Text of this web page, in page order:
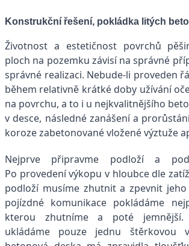
Konstrukční řešení, pokládka litých
Životnost a estetičnost povrchů
ploch na pozemku závisí na správné
správné realizaci. Nebude-li proveden
během relativně krátké doby užívání
na povrchu, a to i u nejkvalitnějšího
v desce, následné zanášení a
koroze zabetonované vložené výztuže
Nejprve připravme podloží a
Po provedení výkopu v hloubce dle
podloží musíme zhutnit a zpevnit
pojízdné komunikace pokládáme
kterou zhutníme a poté jemnější.
ukládáme pouze jednu štěrkovou